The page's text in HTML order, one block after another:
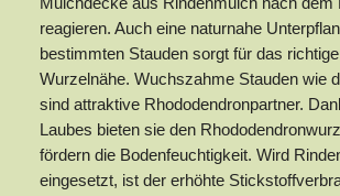
Mulchdecke aus Rindenmulch nach dem
reagieren. Auch eine naturnahe
bestimmten Stauden sorgt für das
Wurzelnähe. Wuchszahme Stauden wie
sind attraktive Rhododendronpartner.
Laubes bieten sie den
fördern die Bodenfeuchtigkeit. Wird
eingesetzt, ist der erhöhte